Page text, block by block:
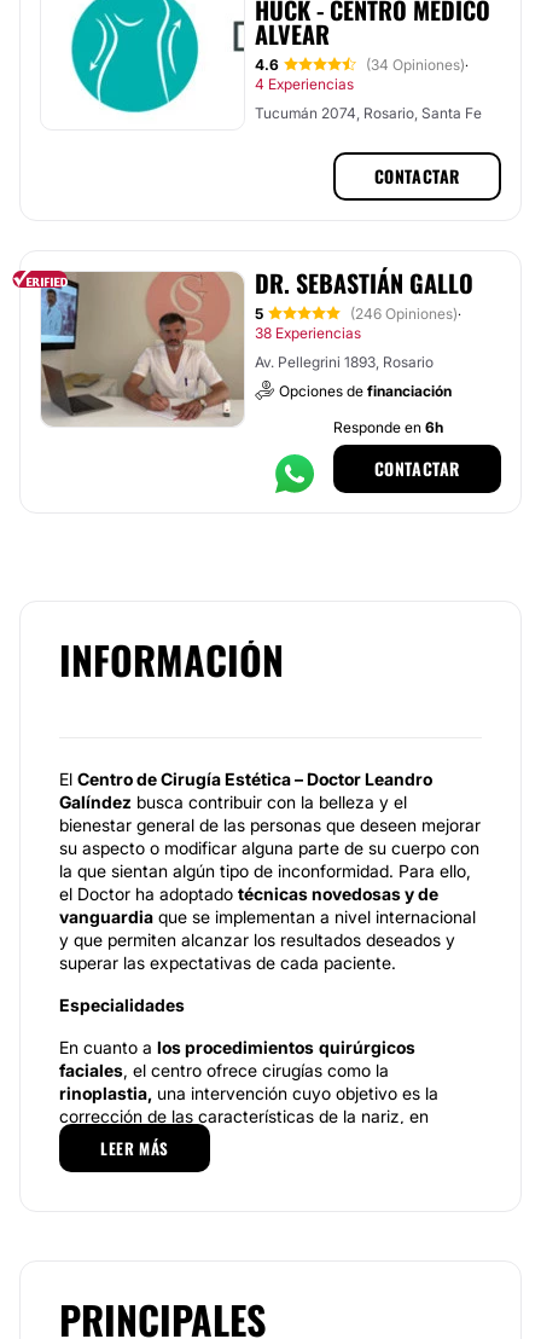
HUCK - CENTRO MÉDICO
ALVEAR
4.6 (34 Opiniones)·
4 Experiencias
Tucumán 2074, Rosario, Santa Fe
CONTACTAR
DR. SEBASTIÁN GALLO
5 (246 Opiniones)·
38 Experiencias
Av. Pellegrini 1893, Rosario
Opciones de financiación
Responde en 6h
CONTACTAR
INFORMACIÓN
El Centro de Cirugía Estética – Doctor Leandro
Galíndez busca contribuir con la belleza y el
bienestar general de las personas que deseen mejorar
su aspecto o modificar alguna parte de su cuerpo con
la que sientan algún tipo de inconformidad. Para ello,
el Doctor ha adoptado técnicas novedosas y de
vanguardia que se implementan a nivel internacional
y que permiten alcanzar los resultados deseados y
superar las expectativas de cada paciente.
Especialidades
En cuanto a los procedimientos quirúrgicos
faciales, el centro ofrece cirugías como la
rinoplastia, una intervención cuyo objetivo es la
corrección de las características de la nariz, en
cuanto a forma y tamaño, de manera que se logre el
equilibrio y la armonía facial; el
tratamientos de medicina estética
aplicación del bótox
, ideal para
LEER MÁS
PRINCIPALES